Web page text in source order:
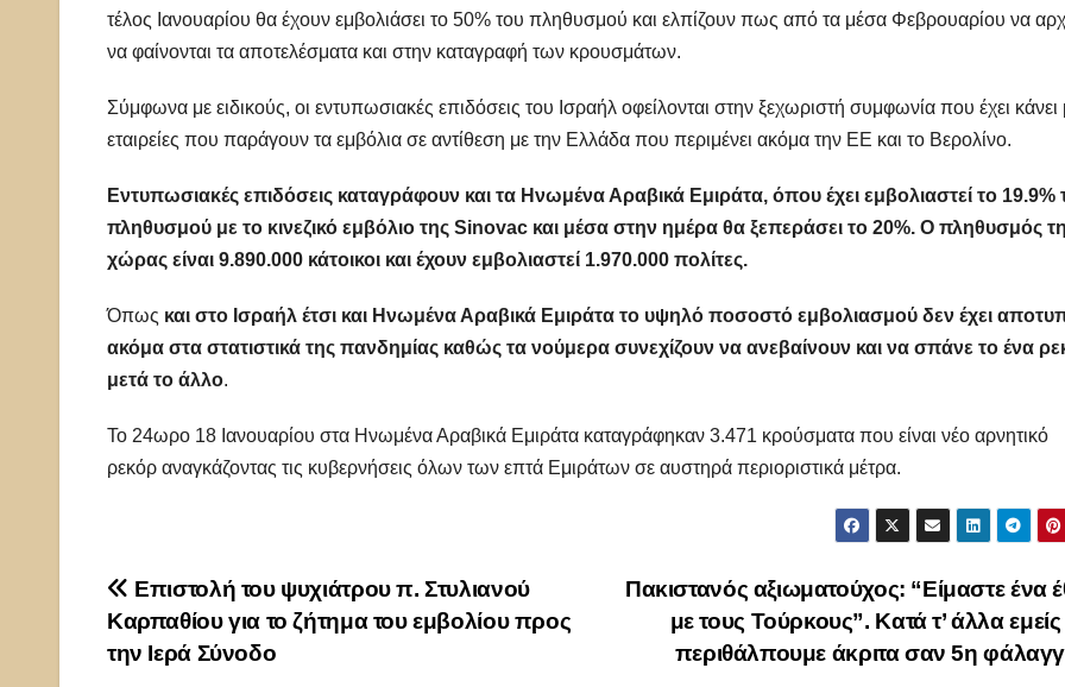
τέλος Ιανουαρίου θα έχουν εμβολιάσει το 50% του πληθυσμού και ελπίζουν πως από τα μέσα Φεβρουαρίου να
να φαίνονται τα αποτελέσματα και στην καταγραφή των κρουσμάτων.
Σύμφωνα με ειδικούς, οι εντυπωσιακές επιδόσεις του Ισραήλ οφείλονται στην ξεχωριστή συμφωνία που έχει κάνει
εταιρείες που παράγουν τα εμβόλια σε αντίθεση με την Ελλάδα που περιμένει ακόμα την ΕΕ και το Βερολίνο.
Εντυπωσιακές επιδόσεις καταγράφουν και τα Ηνωμένα Αραβικά Εμιράτα, όπου έχει εμβολιαστεί το 19.9%
πληθυσμού με το κινεζικό εμβόλιο της Sinovac και μέσα στην ημέρα θα ξεπεράσει το 20%. Ο πληθυσμός
χώρας είναι 9.890.000 κάτοικοι και έχουν εμβολιαστεί 1.970.000 πολίτες.
Όπως και στο Ισραήλ έτσι και Ηνωμένα Αραβικά Εμιράτα το υψηλό ποσοστό εμβολιασμού δεν έχει
ακόμα στα στατιστικά της πανδημίας καθώς τα νούμερα συνεχίζουν να ανεβαίνουν και να σπάνε το ένα
μετά το άλλο.
Το 24ωρο 18 Ιανουαρίου στα Ηνωμένα Αραβικά Εμιράτα καταγράφηκαν 3.471 κρούσματα που είναι νέο αρνητικό
ρεκόρ αναγκάζοντας τις κυβερνήσεις όλων των επτά Εμιράτων σε αυστηρά περιοριστικά μέτρα.
Πλοήγηση
άρθρων
Πακιστανός αξιωματούχος: “Είμαστε ένα
με τους Τούρκους”. Κατά τ’ άλλα εμείς
περιθάλπουμε άκριτα σαν 5η
Επιστολή του ψυχιάτρου π. Στυλιανού
Καρπαθίου για το ζήτημα του εμβολίου προς
την Ιερά Σύνοδο